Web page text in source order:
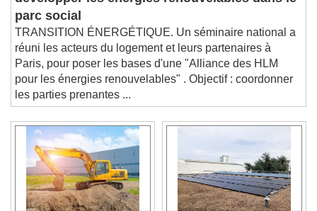
développer les énergies renouvelables dans le
parc social
TRANSITION ÉNERGÉTIQUE. Un séminaire national a
réuni les acteurs du logement et leurs partenaires à
Paris, pour poser les bases d'une "Alliance des HLM
pour les énergies renouvelables" . Objectif : coordonner
les parties prenantes ...